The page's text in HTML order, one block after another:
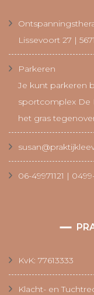
Lissevoort 27 |
Parkeren
Je kunt parkeren
sportcomplex De
het gras
06-49971121 |
KvK: 77613333
Klacht- en